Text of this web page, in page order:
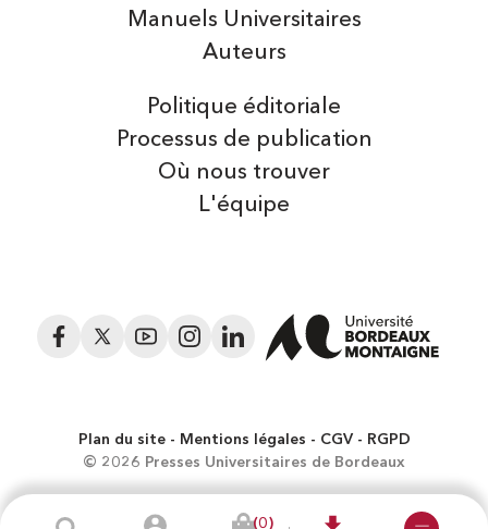
(0)
Auteurs
Manuels Universitaires
Politique éditoriale
Processus de publication
Où nous trouver
L'équipe
Facebook
Twitter YouTubeInstagramLinkedIn
Plan du site Mentions légales CGV
RGPD
© 2026 Presses Universitaires de Bordeaux